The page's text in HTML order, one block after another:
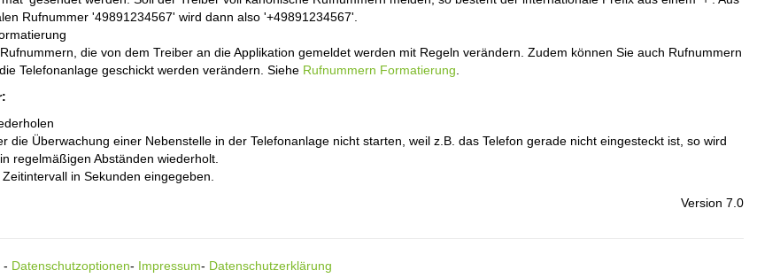
Rufnummer '49891234567' wird dann also '+49891234567'.
die von dem Treiber an die Applikation gemeldet werden mit Regeln verändern. Zudem können Sie auch Rufnummern
Telefonanlage geschickt werden verändern. Siehe Rufnummern Formatierung
die Überwachung einer Nebenstelle in der Telefonanlage nicht starten, weil z.B. das Telefon gerade nicht eingesteckt ist, so wird
regelmäßigen Abständen wiederholt.
in Sekunden eingegeben.
Version 7.0
- Datenschutzoptionen- Impressum- Datenschutzerklärung